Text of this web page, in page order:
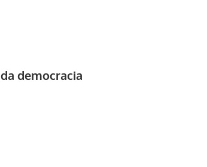
democracia